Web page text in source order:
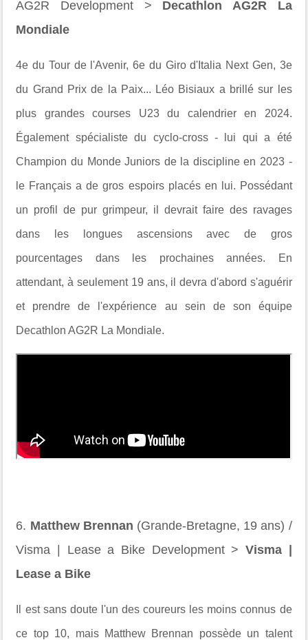
AG2R Development > Decathlon AG2R La
Mondiale
4e du Tour de l'Avenir, 6e du Giro d'Italia Next Gen, 3e
du Grand Prix de la Paix... Léo Bisiaux a brillé sur les
plus grandes courses U23 du calendrier en 2024.
Également spécialiste du cyclo-cross - lui qui a été
Champion du Monde Juniors de la discipline en 2023 -
le Français a de gros espoirs placés en lui. Possédant
un profil de pur grimpeur, il devrait faire des ravages
dans les longues ascensions avec de gros
pourcentages dans les prochaines années. En
attendant, à seulement 19 ans, il devra d'abord s'aguérir
et prendre de l'expérience au sein de son équipe
Decathlon AG2R La Mondiale.
6. Matthew Brennan (Grande-Bretagne, 19 ans) /
Visma | Lease a Bike Development > Visma |
Lease a Bike
Il est sans doute l'un des coureurs les moins connus de
ce top 10, mais Matthew Brennan possède un talent